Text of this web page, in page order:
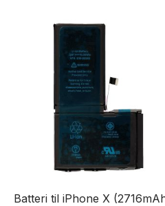
Batteri til iPhone X